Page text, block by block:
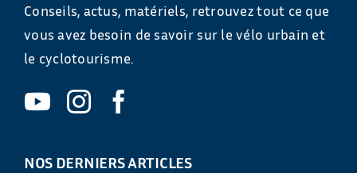
Conseils, actus, matériels, retrouvez tout ce que
vous avez besoin de savoir sur le vélo urbain et
le cyclotourisme.
NOS DERNIERS ARTICLES